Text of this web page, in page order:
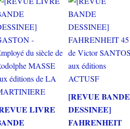
LIVRE
[REVUE BANDE
DESSINEE]
FAHRENHEIT